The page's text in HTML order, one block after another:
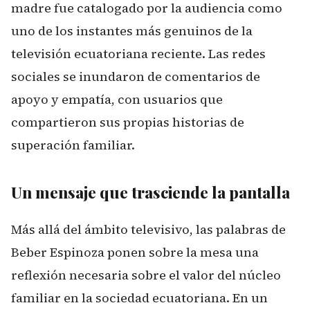
madre fue catalogado por la audiencia como
uno de los instantes más genuinos de la
televisión ecuatoriana reciente. Las redes
sociales se inundaron de comentarios de
apoyo y empatía, con usuarios que
compartieron sus propias historias de
superación familiar.
Un mensaje que trasciende la pantalla
Más allá del ámbito televisivo, las palabras de
Beber Espinoza ponen sobre la mesa una
reflexión necesaria sobre el valor del núcleo
familiar en la sociedad ecuatoriana. En un